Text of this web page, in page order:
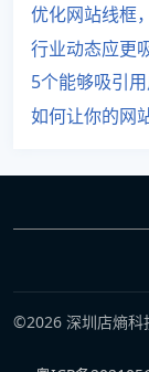
优化网站线框
行业动态应更
5个能够吸引
如何让你的网
©2026 深圳店熵科